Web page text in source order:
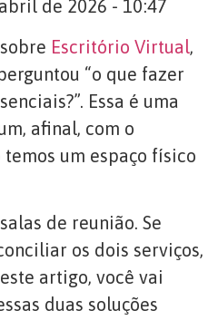
de 2026 - 10:47
Escritório Virtual,
“o que fazer
Essa é uma
afinal, com o
um espaço físico
de reunião. Se
os dois serviços,
artigo, você vai
duas soluções